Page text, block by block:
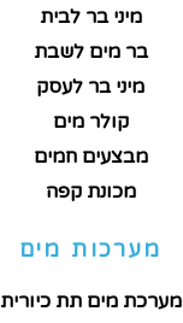
מיני בר לבית
בר מים לשבת
מיני בר לעסק
קולר מים
מבצעים חמים
מכונת קפה
מערכות מים
מערכת מים תת כיורית